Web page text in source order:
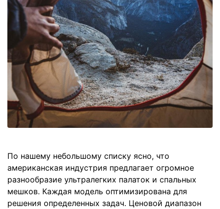
По нашему небольшому списку ясно, что
американская индустрия предлагает огромное
разнообразие ультралегких палаток и спальных
мешков. Каждая модель оптимизирована для
решения определенных задач. Ценовой диапазон